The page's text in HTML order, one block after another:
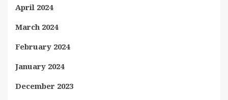
April 2024
March 2024
February 2024
January 2024
December 2023